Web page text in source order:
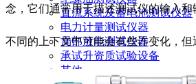
直流系统及蓄电池测试仪器
电力计量测试仪器
局部放电测试仪器
承试升资质试验设备
其他
念，它们通常用于描述测试仪的输入
不同的上下文中可能会有些许变化，但